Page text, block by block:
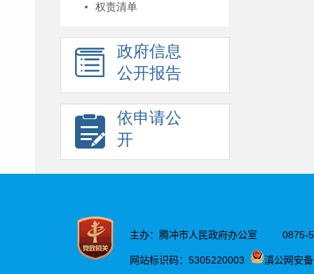
权责清单
政府信息
公开报告
依申请公
开